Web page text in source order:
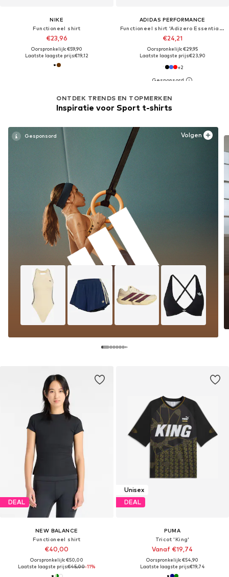
NIKE
Functioneel shirt
€23,96
Oorspronkelijk: €59,90
Laatste laagste prijs:€19,12
ADIDAS PERFORMANCE
Functioneel shirt 'Adizero Essentials'
€24,21
Oorspronkelijk: €29,95
Laatste laagste prijs:€23,90
+2
DEAL
NEW BALANCE
Functioneel shirt
€40,00
Oorspronkelijk: €50,00
Laatste laagste prijs:€45,00-11%
ONTDEK TRENDS EN TOPMERKEN
Inspiratie voor Sport t-shirts
Volgen
Unisex
DEAL
PUMA
Tricot 'King'
Vanaf €19,74
Oorspronkelijk: €54,90
Laatste laagste prijs:€19,74